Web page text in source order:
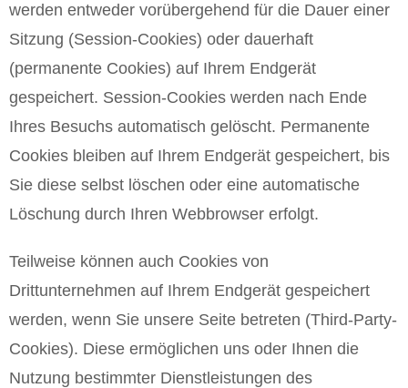
werden entweder vorübergehend für die Dauer einer
Sitzung (Session-Cookies) oder dauerhaft
(permanente Cookies) auf Ihrem Endgerät
gespeichert. Session-Cookies werden nach Ende
Ihres Besuchs automatisch gelöscht. Permanente
Cookies bleiben auf Ihrem Endgerät gespeichert, bis
Sie diese selbst löschen oder eine automatische
Löschung durch Ihren Webbrowser erfolgt.
Teilweise können auch Cookies von
Drittunternehmen auf Ihrem Endgerät gespeichert
werden, wenn Sie unsere Seite betreten (Third-Party-
Cookies). Diese ermöglichen uns oder Ihnen die
Nutzung bestimmter Dienstleistungen des